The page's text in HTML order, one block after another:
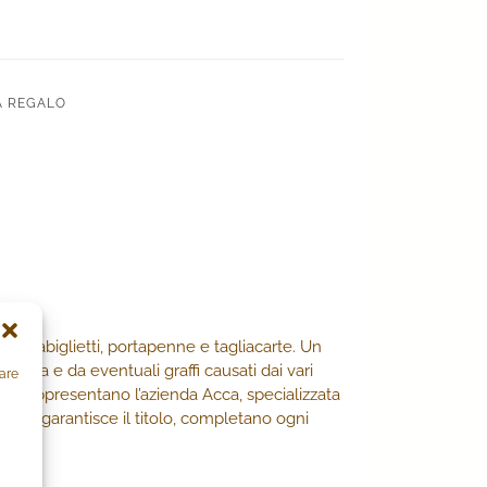
REGALO
portapenne e tagliacarte. Un
e da eventuali graffi causati dai vari
rappresentano l’azienda Acca, specializzata
garantisce il titolo, completano ogni